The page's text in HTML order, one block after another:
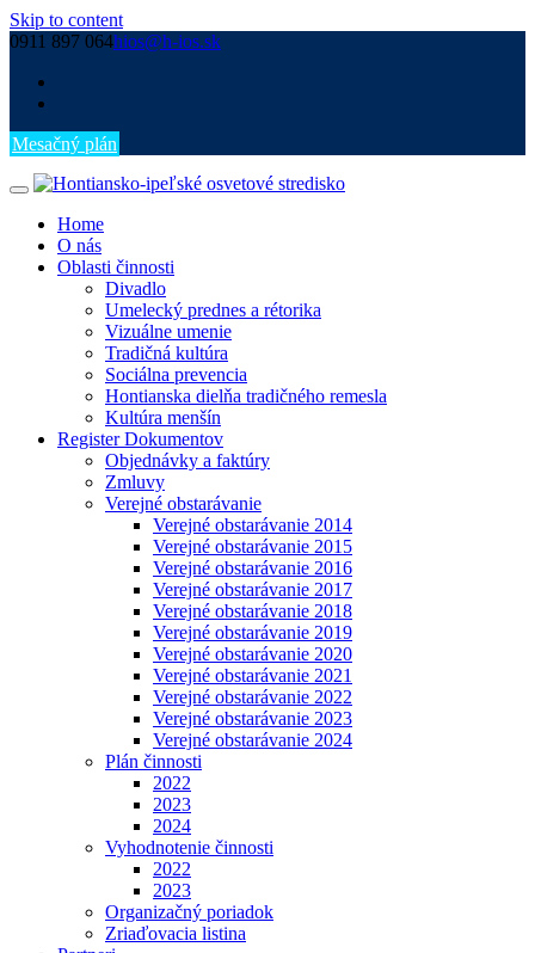
Skip to content
0911 897 064hios@h-ios.sk
Mesačný plán
Home
O nás
Oblasti činnosti
Divadlo
Umelecký prednes a rétorika
Vizuálne umenie
Tradičná kultúra
Sociálna prevencia
Hontianska dielňa tradičného remesla
Kultúra menšín
Register Dokumentov
Objednávky a faktúry
Zmluvy
Verejné obstarávanie
Verejné obstarávanie 2014
Verejné obstarávanie 2015
Verejné obstarávanie 2016
Verejné obstarávanie 2017
Verejné obstarávanie 2018
Verejné obstarávanie 2019
Verejné obstarávanie 2020
Verejné obstarávanie 2021
Verejné obstarávanie 2022
Verejné obstarávanie 2023
Verejné obstarávanie 2024
Plán činnosti
2022
2023
2024
Vyhodnotenie činnosti
2022
2023
Organizačný poriadok
Zriaďovacia listina